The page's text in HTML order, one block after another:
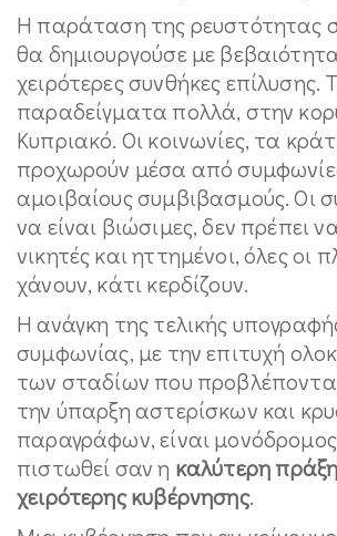
Η παράταση της ρευστότητας
θα δημιουργούσε με
χειρότερες συνθήκες επίλυσης.
παραδείγματα πολλά, στην
Κυπριακό. Οι κοινωνίες, τα
προχωρούν μέσα από
αμοιβαίους συμβιβασμούς. Οι
να είναι βιώσιμες, δεν πρέπει
νικητές και ηττημένοι, όλες οι
χάνουν, κάτι κερδίζουν.
Η ανάγκη της τελικής
συμφωνίας, με την επιτυχή
των σταδίων που
την ύπαρξη αστερίσκων και
παραγράφων, είναι μονόδρομος
πιστωθεί σαν η καλύτερη
χειρότερης κυβέρνησης.